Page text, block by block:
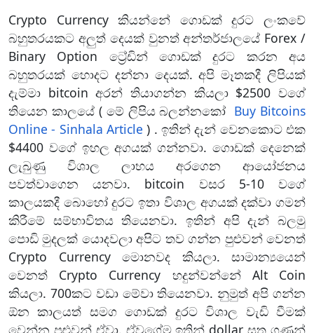
s
a
l
o
n
t
e
r
m
i
n
v
e
s
t
m
e
n
t
Crypto Currency කියන්නේ ගොඩක් දුරට ලංකවේ
බහුතරයකට අලුත් දෙයක් වුනත් අන්තර්ජාලයේ Forex /
Binary Option ට්‍රේඩින් ගොඩක් දුරට කරන අය
බහුතරයක් හොදට දන්නා දෙයක්. අපි මෑතකදී ලිපියක්
දැම්මා bitcoin අරන් තියාගන්න කියලා $2500 වගේ
තියෙන කාලයේ ( මේ ලිපිය බලන්නකෝ Buy Bitcoins
Online - Sinhala Article ) . ඉතින් දැන් වෙනකොට එක
$4400 වගේ ඉහල අගයක් ගන්නවා. ගොඩක් දෙනෙක්
ලැබුණු විශාල ලාභය අරගෙන ආයෝජනය
පවත්වාගෙන යනවා. bitcoin වසර 5-10 වගේ
කාලයකදී බොහෝ දුරට ඉතා විශාල අගයක් දක්වා ගමන්
කිරීමේ සම්භාවිතය තියෙනවා. ඉතින් අපි දැන් බලමු
පොඩි මුදලක් යොදවලා අපිට තව ගන්න පුළුවන් වෙනත්
Crypto Currency මොනවද කියලා. සාමාන්‍යයෙන්
වෙනත් Crypto Currency හදුන්වන්නේ Alt Coin
කියලා. 700කට වඩා මේවා තියෙනවා. නුමුත් අපි ගන්න
ඕන කාලයත් සමග ගොඩක් දුරට විශාල වැඩි වීමක්